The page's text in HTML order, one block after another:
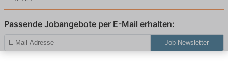
Passende Jobangebote per E-Mail erhalten:
Job Newsletter